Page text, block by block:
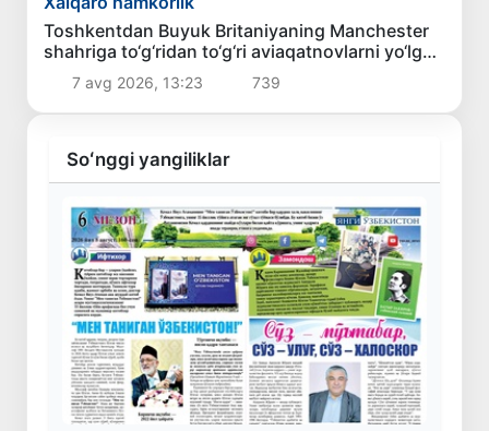
Toshkentdan Buyuk Britaniyaning Manchester
shahriga to‘g‘ridan to‘g‘ri aviaqatnovlarni yo‘lga
qo‘yish masalasi ko‘rib chiqilmoqda
7 avg 2026, 13:23 739
Soʻnggi yangiliklar